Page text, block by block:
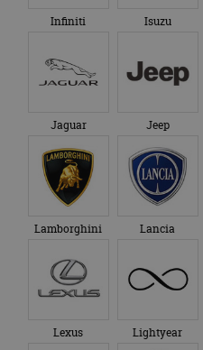
Infiniti Isuzu
Jaguar Jeep
Lamborghini Lancia
Lexus Lightyear